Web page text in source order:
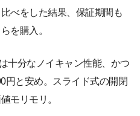
べをした結果、保証期間も
を購入。
十分なノイキャン性能、かつ
円と安め。スライド式の開閉
モリモリ。